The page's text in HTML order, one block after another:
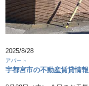
2025/8/28
アパート
宇都宮市の不動産賃貸情